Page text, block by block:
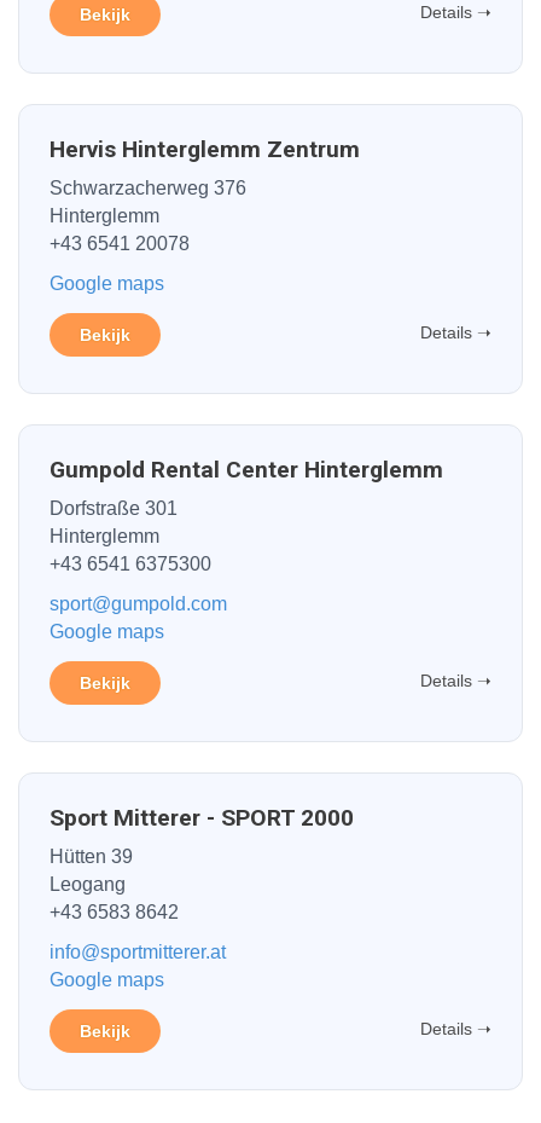
Bekijk Details ➝
Hervis Hinterglemm Zentrum
Schwarzacherweg 376
Hinterglemm
+43 6541 20078
Google maps
Bekijk Details ➝
Gumpold Rental Center Hinterglemm
Dorfstraße 301
Hinterglemm
+43 6541 6375300
sport@gumpold.com
Google maps
Bekijk Details ➝
Sport Mitterer - SPORT 2000
Hütten 39
Leogang
+43 6583 8642
info@sportmitterer.at
Google maps
Bekijk Details ➝